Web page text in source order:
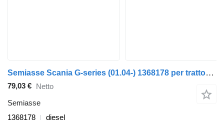
Semiasse Scania G-series (01.04-) 1368178 per trattore stradale Scania P,G,R,T-series (2004-2017)
79,03 € Netto
Semiasse
1368178
diesel